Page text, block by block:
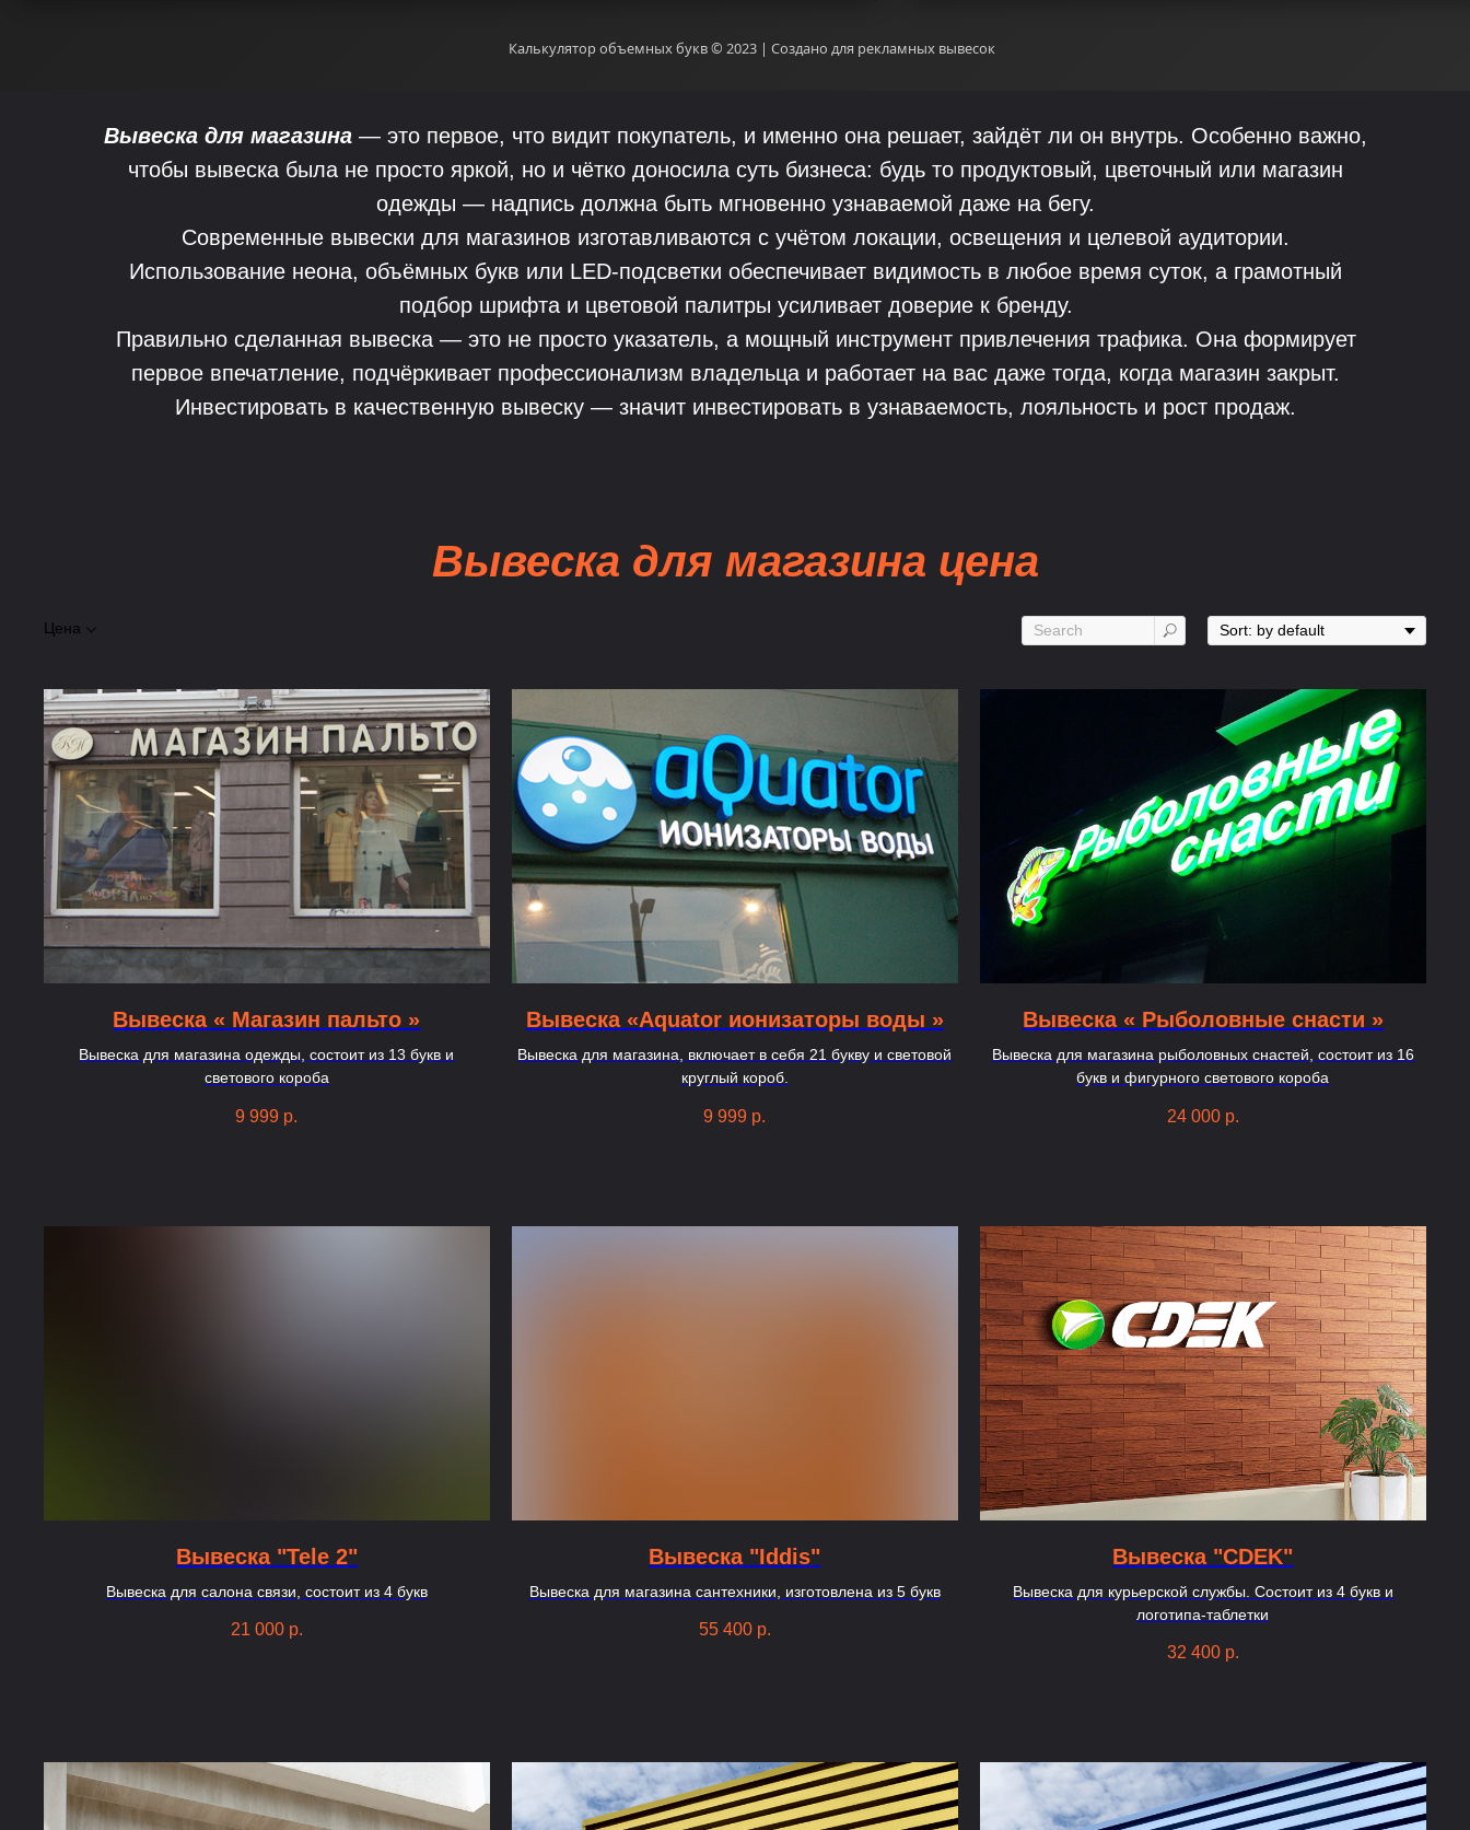
Калькулятор объемных букв © 2023 | Создано для рекламных вывесок
Вывеска для магазина — это первое, что видит покупатель, и именно она решает, зайдёт ли он внутрь. Особенно важно,
чтобы вывеска была не просто яркой, но и чётко доносила суть бизнеса: будь то продуктовый, цветочный или магазин
одежды — надпись должна быть мгновенно узнаваемой даже на бегу.
Современные вывески для магазинов изготавливаются с учётом локации, освещения и целевой аудитории.
Использование неона, объёмных букв или LED-подсветки обеспечивает видимость в любое время суток, а грамотный
подбор шрифта и цветовой палитры усиливает доверие к бренду.
Правильно сделанная вывеска — это не просто указатель, а мощный инструмент привлечения трафика. Она формирует
первое впечатление, подчёркивает профессионализм владельца и работает на вас даже тогда, когда магазин закрыт.
Инвестировать в качественную вывеску — значит инвестировать в узнаваемость, лояльность и рост продаж.
Вывеска для магазина цена
Цена
Вывеска « Магазин пальто »
Вывеска для магазина одежды, состоит из 13 букв и
светового короба
9 999 р.
Вывеска «Aquator ионизаторы воды »
Вывеска для магазина, включает в себя 21 букву и световой
круглый короб.
9 999 р.
Вывеска « Рыболовные снасти »
Вывеска для магазина рыболовных снастей, состоит из 16
букв и фигурного светового короба
24 000 р.
Вывеска "Tele 2"
Вывеска для салона связи, состоит из 4 букв
21 000 р.
Вывеска "Iddis"
Вывеска для магазина сантехники, изготовлена из 5 букв
55 400 р.
Вывеска "CDEK"
Вывеска для курьерской службы. Состоит из 4 букв и
логотипа-таблетки
32 400 р.